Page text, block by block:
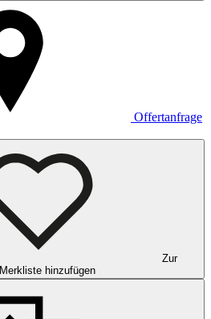
Offertanfrage
Zur
Merkliste hinzufügen